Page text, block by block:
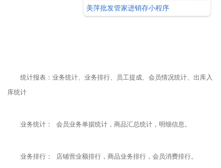
统计报表：业务统计、业务排行、员工提成、会员情况统计、出库入
库统计
业务统计： 会员业务单据统计，商品汇总统计，明细信息。
业务排行： 店铺营业额排行，商品业务排行，会员消费排行。
美萍批发管家进销存小程序